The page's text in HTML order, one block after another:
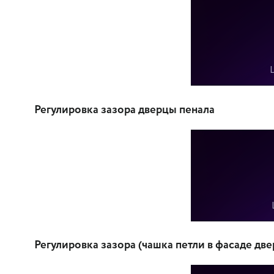
Регулировка зазора дверцы пенала
Регулировка зазора (чашка петли в фасаде